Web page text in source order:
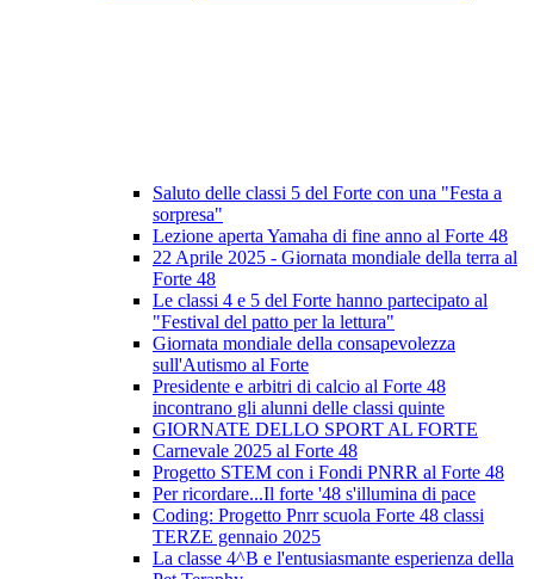
Saluto delle classi 5 del Forte con una "Festa a
sorpresa"
Lezione aperta Yamaha di fine anno al Forte 48
22 Aprile 2025 - Giornata mondiale della terra al
Forte 48
Le classi 4 e 5 del Forte hanno partecipato al
"Festival del patto per la lettura"
Giornata mondiale della consapevolezza
sull'Autismo al Forte
Presidente e arbitri di calcio al Forte 48
incontrano gli alunni delle classi quinte
GIORNATE DELLO SPORT AL FORTE
Carnevale 2025 al Forte 48
Progetto STEM con i Fondi PNRR al Forte 48
Per ricordare...Il forte '48 s'illumina di pace
Coding: Progetto Pnrr scuola Forte 48 classi
TERZE gennaio 2025
La classe 4^B e l'entusiasmante esperienza della